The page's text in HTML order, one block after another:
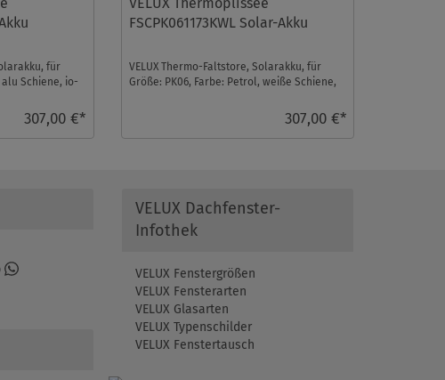
für
alu Schiene, io-
307,00 €*
FSCPK061173KWL Solar-Akku
VELUX Thermo-Faltstore, Solarakku, für
Größe: PK06, Farbe: Petrol, weiße Schiene,
307,00 €*
VELUX Dachfenster-
Infothek
VELUX Fenstergrößen
VELUX Fensterarten
VELUX Glasarten
VELUX Typenschilder
VELUX Fenstertausch